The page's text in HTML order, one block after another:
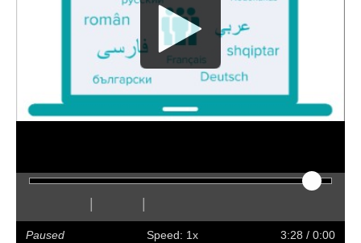
Hide
captions
|
Faster
Slower
|
full
0:00
/ 3:28
Speed: 1x
Paused